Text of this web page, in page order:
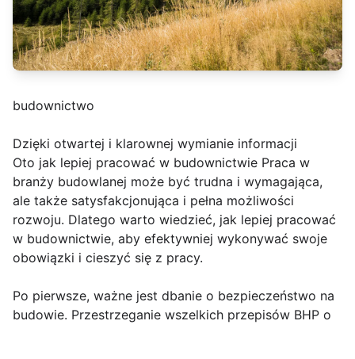
budownictwo
Dzięki otwartej i klarownej wymianie informacji
Oto jak lepiej pracować w budownictwie Praca w
branży budowlanej może być trudna i wymagająca,
ale także satysfakcjonująca i pełna możliwości
rozwoju. Dlatego warto wiedzieć, jak lepiej pracować
w budownictwie, aby efektywniej wykonywać swoje
obowiązki i cieszyć się z pracy.
Po pierwsze, ważne jest dbanie o bezpieczeństwo na
budowie. Przestrzeganie wszelkich przepisów BHP o